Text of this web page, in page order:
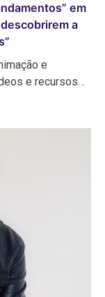
em
a
e
e recursos…